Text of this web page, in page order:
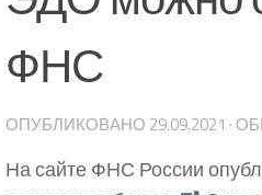
ФНС
ОПУБЛИКОВАНО 29.09.2021 ·
На сайте ФНС России